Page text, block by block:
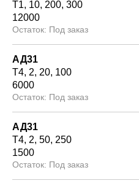
Т1 10 200 300
12000
Под заказ
АД31
Т4 2 20 100
6000
Под заказ
АД31
Т4 2 50 250
1500
Под заказ